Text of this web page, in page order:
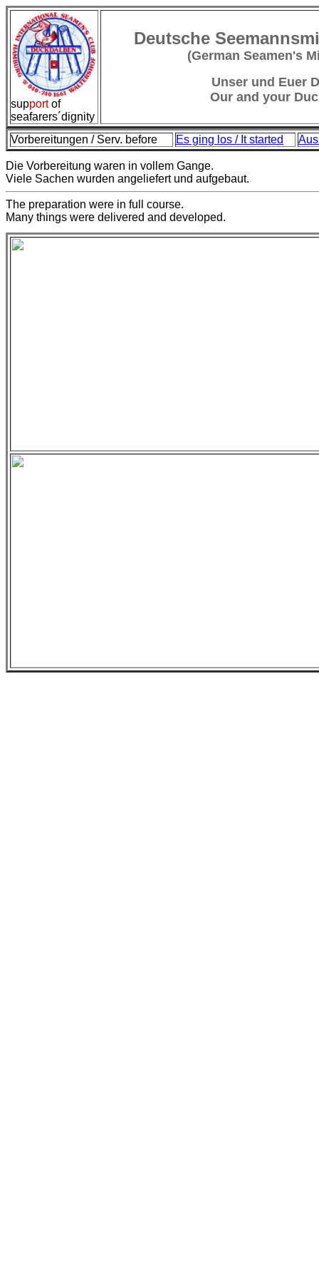
supportof
seafarers´dignity
Deutsche
(German Seamen's
Unser und Euer
Our and your
Vorbereitungen / Serv. before Es ging los / It started
Die Vorbereitung waren in vollem Gange.
Viele Sachen wurden angeliefert und aufgebaut.
The preparation were in full course.
Many things were delivered and developed.